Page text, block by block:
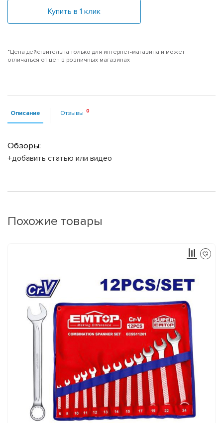
Купить в 1 клик
*Цена действительна только для интернет-магазина и может
отличаться от цен в розничных магазинах
Описание Отзывы
Обзоры:
+добавить статью или видео
Похожие товары